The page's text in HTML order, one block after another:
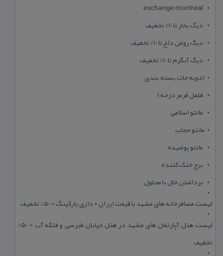
exchange montreal
دیگ بخار تا 10% تخفیف
دیگ روغن داغ تا 10% تخفیف
دیگ آبگرم تا 10% تخفیف
ادویه جات بسته بندی
فلفل قرمز درجه 1
مانتو اسلامی
مانتو حجاب
مانتو پوشیده
برج خنک کننده
برداشتن خال با محلول
لیست مسافرخانه های مشهد با قیمت ارزان + داری پارکینگ + 50% تخفیف
لیست هتل آپارتمان های مشهد در هتل خیابان طبرسی و فلکه آب + 50%
تخفیف